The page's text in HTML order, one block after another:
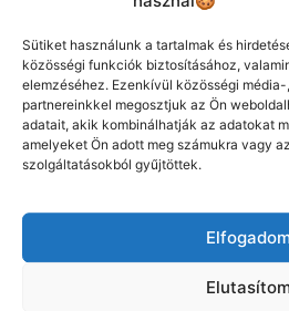
Sütiket használunk a tartalmak és
közösségi funkciók biztosításához,
elemzéséhez. Ezenkívül közösségi
partnereinkkel megosztjuk az Ön
adatait, akik kombinálhatják az adatokat
amelyeket Ön adott meg számukra vagy
szolgáltatásokból gyűjtöttek.
Magas koleszterin ellen:Napi
csökkentheti az LDL (“rossz”)
emeli a HDL (“jó”) koleszterin
szájüregben található